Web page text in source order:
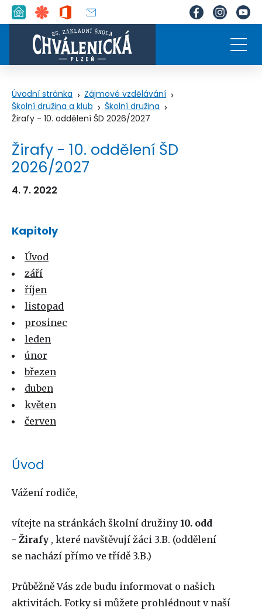
Úvodní stránka
Zájmové vzdělávání
Školní družina a klub
Školní družina
Žirafy - 10. oddělení ŠD 2026/2027
Žirafy - 10. oddělení ŠD
2026/2027
4. 7. 2022
Kapitoly
Úvod
září
říjen
listopad
prosinec
leden
únor
březen
duben
květen
červen
Úvod
Vážení rodiče,
vítejte na stránkách školní družiny 10. odd
- Žirafy , které navštěvují žáci 3.B. (oddělení
se nachází přímo ve třídě 3.B.)
Průběžně Vás zde budu informovat o našich
aktivitách. Fotky si můžete prohlédnout v naší